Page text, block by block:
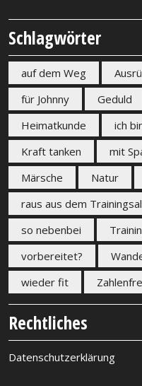
Schlagwörter
auf dem Weg
für Johnny
Geduld
Heimatkunde
ich
Kraft tanken
mit
Märsche
Natur
raus aus dem
so nebenbei
vorbereitet?
wieder fit
Rechtliches
Datenschutzerklärung